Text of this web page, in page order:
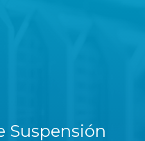
Suspensión